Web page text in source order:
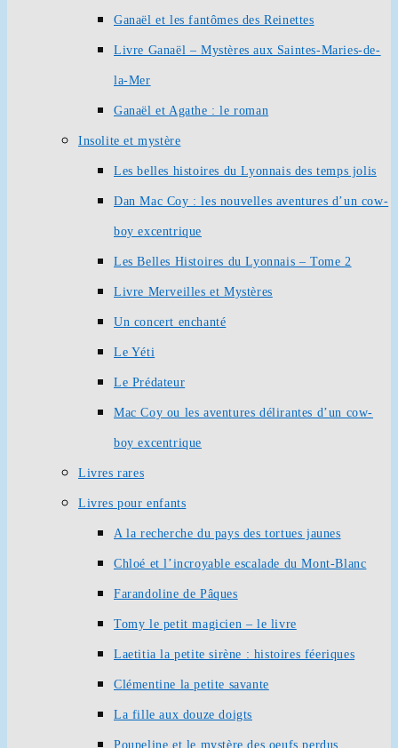
Ganaël et les fantômes des Reinettes
Livre Ganaël – Mystères aux Saintes-Maries-de-
la-Mer
Ganaël et Agathe : le roman
Insolite et mystère
Les belles histoires du Lyonnais des temps jolis
Dan Mac Coy : les nouvelles aventures d’un cow-
boy excentrique
Les Belles Histoires du Lyonnais – Tome 2
Livre Merveilles et Mystères
Un concert enchanté
Le Yéti
Le Prédateur
Mac Coy ou les aventures délirantes d’un cow-
boy excentrique
Livres rares
Livres pour enfants
A la recherche du pays des tortues jaunes
Chloé et l’incroyable escalade du Mont-Blanc
Farandoline de Pâques
Tomy le petit magicien – le livre
Laetitia la petite sirène : histoires féeriques
Clémentine la petite savante
La fille aux douze doigts
Poupeline et le mystère des oeufs perdus